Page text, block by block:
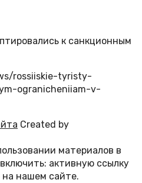
к санкционным
rossiiskie-tyristy-
ogranicheniiam-v-
Created by
материалов в
активную ссылку
нашем сайте.